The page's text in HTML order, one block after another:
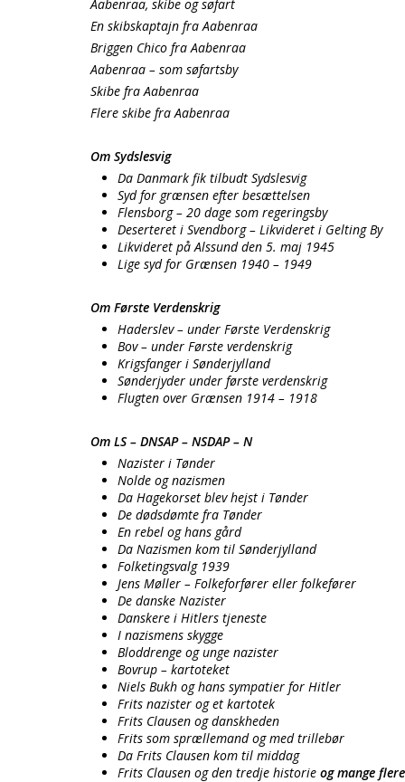
Aabenraa, skibe og søfart
En skibskaptajn fra Aabenraa
Briggen Chico fra Aabenraa
Aabenraa – som søfartsby
Skibe fra Aabenraa
Flere skibe fra Aabenraa
Om Sydslesvig
Da Danmark fik tilbudt Sydslesvig
Syd for grænsen efter besættelsen
Flensborg – 20 dage som regeringsby
Deserteret i Svendborg – Likvideret i Gelting By
Likvideret på Alssund den 5. maj 1945
Lige syd for Grænsen 1940 – 1949
Om Første Verdenskrig
Haderslev – under Første Verdenskrig
Bov – under Første verdenskrig
Krigsfanger i Sønderjylland
Sønderjyder under første verdenskrig
Flugten over Grænsen 1914 – 1918
Om LS – DNSAP – NSDAP – N
Nazister i Tønder
Nolde og nazismen
Da Hagekorset blev hejst i Tønder
De dødsdømte fra Tønder
En rebel og hans gård
Da Nazismen kom til Sønderjylland
Folketingsvalg 1939
Jens Møller – Folkeforfører eller folkefører
De danske Nazister
Danskere i Hitlers tjeneste
I nazismens skygge
Bloddrenge og unge nazister
Bovrup – kartoteket
Niels Bukh og hans sympatier for Hitler
Frits nazister og et kartotek
Frits Clausen og danskheden
Frits som sprællemand og med trillebør
Da Frits Clausen kom til middag
Frits Clausen og den tredje historie og mange flere